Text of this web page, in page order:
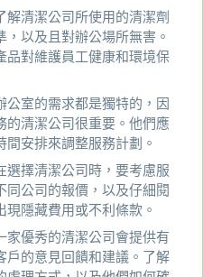
解清潔公司所使用的清潔劑
以及且對辦公場所無害。
品對維護員工健康和環境保
公室的需求都是獨特的，因
的清潔公司很重要。他們應
安排來調整服務計劃。
選擇清潔公司時，要考慮服
同公司的報價，以及仔細閱
隱藏費用或不利條款。
家優秀的清潔公司會提供有
戶的意見回饋和建議。了解